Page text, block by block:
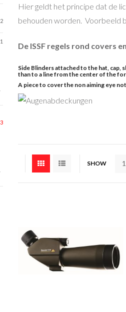
Hier geldt het principe dat de
behouden worden. Voorbeeld
De ISSF regels rond covers
Side Blinders attached to the hat,
than to a line from the center of the
A piece to cover the non aiming eye
SHOW
2
1
3